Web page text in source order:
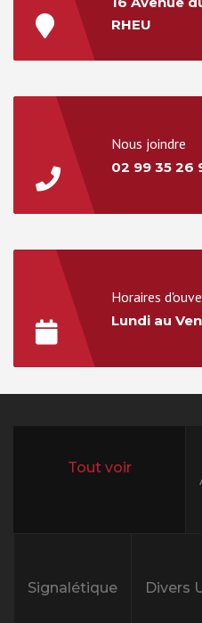
RHEU
Nous joindre
02 99 35 26
Horaires
Lundi au
Signalétique Divers